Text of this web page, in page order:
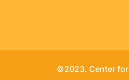
©2023. Center